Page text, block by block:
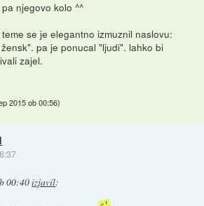
njegovo kolo ^^
se je elegantno izmuznil naslovu:
pa je ponucal "ljudi". lahko bi
zajel.
2015 ob 00:56)
00:40izjavil: